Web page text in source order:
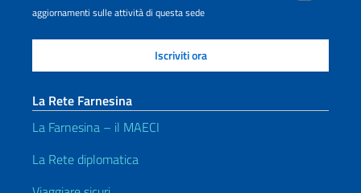
aggiornamenti sulle attività di questa sede
La Rete Farnesina
La Farnesina – il MAECI
La Rete diplomatica